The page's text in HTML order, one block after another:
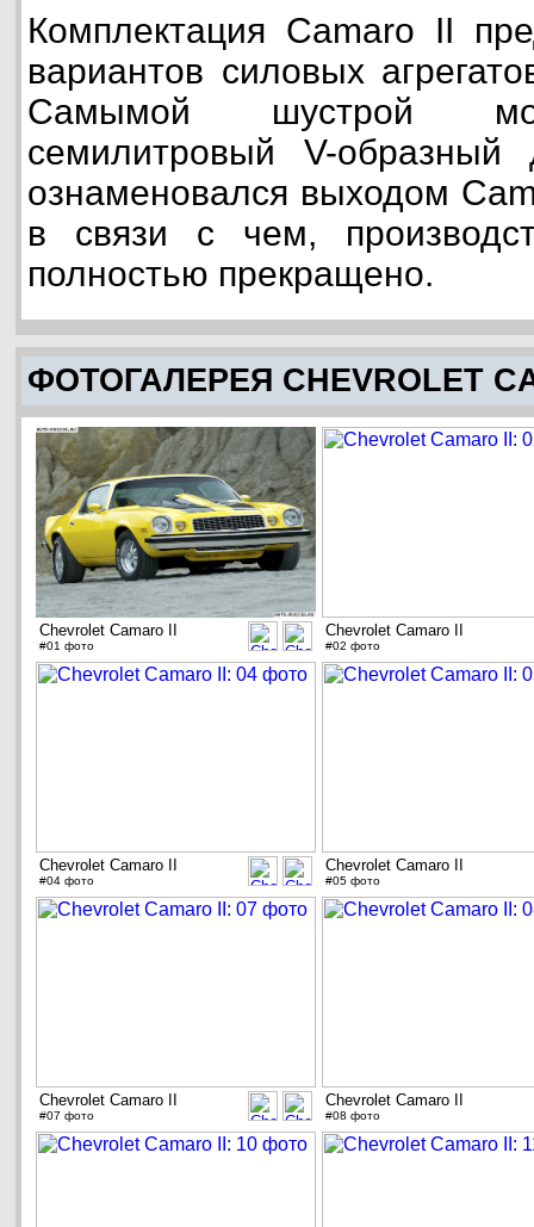
Комплектация Camaro II
вариантов силовых
Самымой шустрой
семилитровый V-образный
ознаменовался выходом
в связи с чем,
полностью прекращено.
ФОТОГАЛЕРЕЯ CHEVROLET
Chevrolet Camaro II
#01 фото
Chevrolet Camaro II
#02 фото
Chevrolet Camaro II
#04 фото
Chevrolet Camaro II
#05 фото
Chevrolet Camaro II
#07 фото
Chevrolet Camaro II
#08 фото